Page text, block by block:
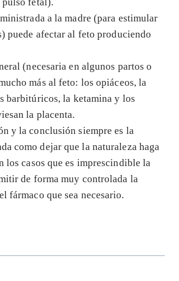
a la madre (para estimular
puede afectar al feto produciendo
(necesaria en algunos partos o
más al feto: los opiáceos, la
barbitúricos, la ketamina y los
la placenta.
y la conclusión siempre es la
como dejar que la naturaleza haga
los casos que es imprescindible la
de forma muy controlada la
fármaco que sea necesario.